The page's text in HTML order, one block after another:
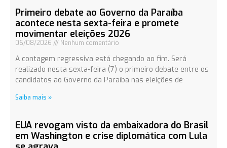
Primeiro debate ao Governo da Paraíba
acontece nesta sexta-feira e promete
movimentar eleições 2026
06/08/2026 Nenhum comentário
A contagem regressiva está chegando ao fim. Será
realizado nesta sexta-feira (7) o primeiro debate entre os
candidatos ao Governo da Paraíba nas eleições de
Saiba mais »
EUA revogam visto da embaixadora do Brasil
em Washington e crise diplomática com Lula